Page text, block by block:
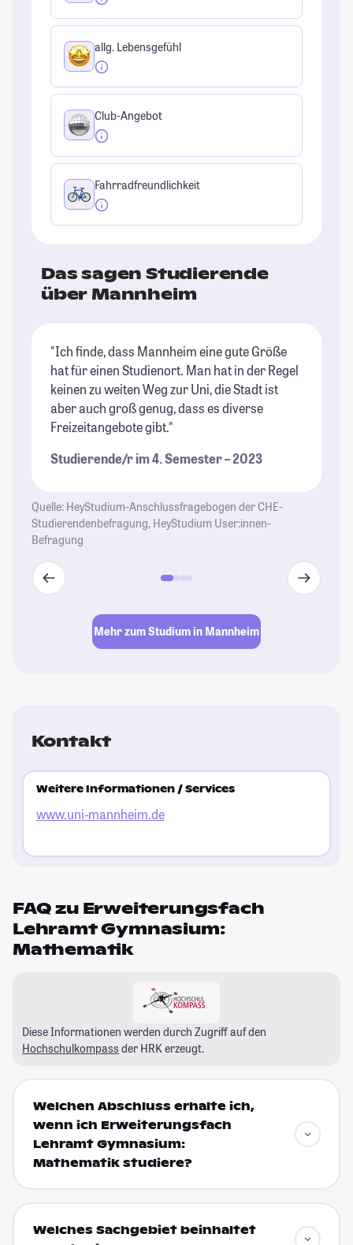
allg. Lebensgefühl
Club-Angebot
Fahrradfreundlichkeit
Das sagen Studierende
über Mannheim
"Ich finde, dass Mannheim eine gute Größe
hat für einen Studienort. Man hat in der Regel
keinen zu weiten Weg zur Uni, die Stadt ist
aber auch groß genug, dass es diverse
Freizeitangebote gibt."
Studierende/r im 4. Semester – 2023
Quelle: HeyStudium-Anschlussfragebogen der CHE-
Studierendenbefragung, HeyStudium User:innen-
Befragung
Mehr zum Studium in Mannheim
Kontakt
Weitere Informationen / Services
www.uni-mannheim.de
FAQ zu Erweiterungsfach
Lehramt Gymnasium:
Mathematik
Diese Informationen werden durch Zugriff auf den
Hochschulkompass der HRK erzeugt.
Welchen Abschluss erhalte ich,
wenn ich Erweiterungsfach
Lehramt Gymnasium:
Mathematik studiere?
Welches Sachgebiet beinhaltet